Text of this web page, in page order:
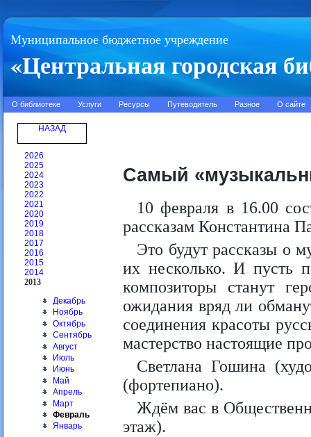
Муниципальное бюджетное учреждение
«Центральная городская
О библиотеке Услуги Ресурсы Путеводитель Разное О сайте
НАЗАД
2026
2025
2024
2023
2022
2021
2020
2019
2018
2017
2016
2015
2014
2013
Декабрь
Ноябрь
Октябрь
Сентябрь
Август
Июль
Июнь
Май
Апрель
Март
Февраль
Январь
Самый
10 февраля в 16.00
рассказам Константина
Это будут рассказы о
их несколько. И пусть
композиторы станут
ожидания вряд ли
соединения красоты
мастерство настоящие
Светлана Гошина
(фортепиано).
Ждём вас в
этаж).